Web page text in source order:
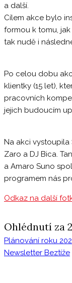
a další.
Cílem akce bylo
formou k tomu,
tak nudě i
Po celou dobu
klientky (15 let),
pracovních
jejich budoucím
Na akci vystoupila
Zaro a DJ Bica.
a Amaro Suno
programem nás
Odkaz na další
Ohlédnutí za
Plánování roku
Newsletter Beztíže